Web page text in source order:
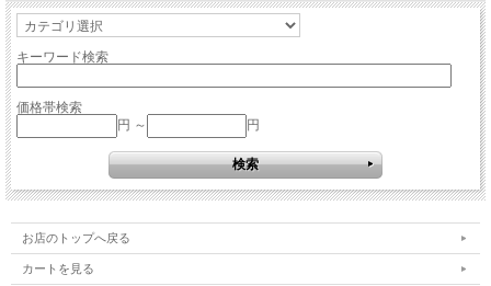
キーワード検索
価格帯検索
円 ～
円
お店のトップへ戻る
カートを見る